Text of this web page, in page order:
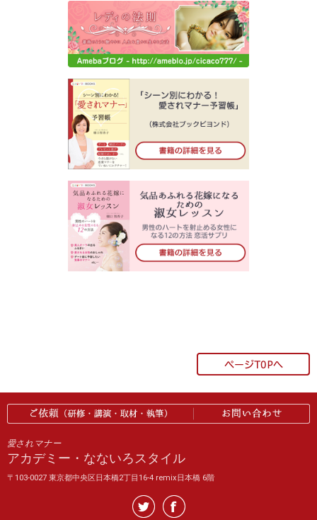
愛されマナー
アカデミー・なないろスタイル
〒103-0027 東京都中央区日本橋2丁目16-4 remix日本橋 6階